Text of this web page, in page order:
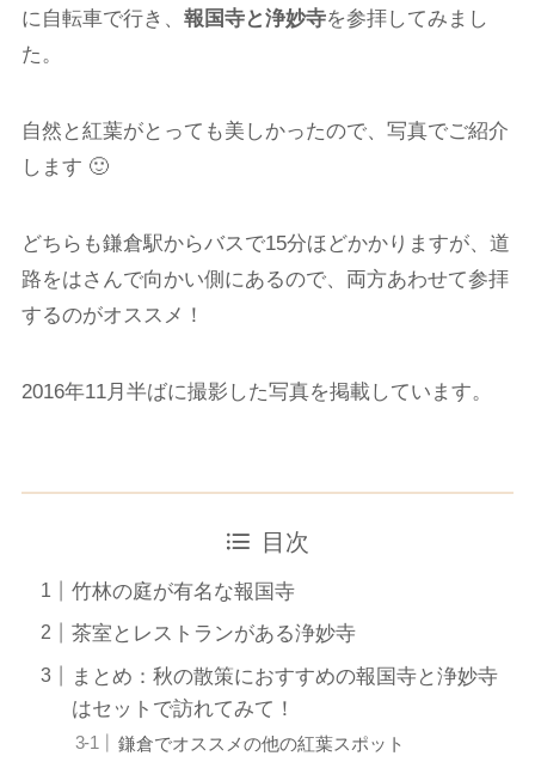
に自転車で行き、 報国寺と浄妙寺を参拝してみまし
た。
自然と紅葉がとっても美しかったので、写真でご紹介
します 🙂
どちらも鎌倉駅からバスで15分ほどかかりますが、道
路をはさんで向かい側にあるので、両方あわせて参拝
するのがオススメ！
2016年11月半ばに撮影した写真を掲載しています。
目次
竹林の庭が有名な報国寺
茶室とレストランがある浄妙寺
まとめ：秋の散策におすすめの報国寺と浄妙寺
はセットで訪れてみて！
鎌倉でオススメの他の紅葉スポット